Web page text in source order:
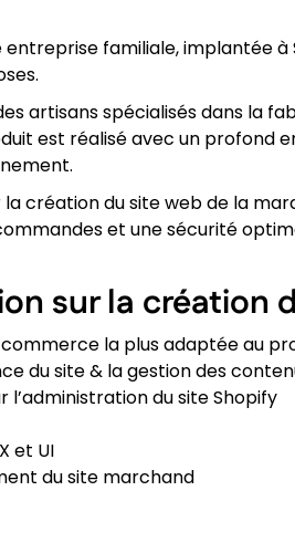
entreprise familiale, implantée
artisans spécialisés dans la
est réalisé avec un profond
la création du site web de la
et une sécurité
sur la création
la plus adaptée au
du site & la gestion des
l’administration du site Shopify
et UI
du site marchand